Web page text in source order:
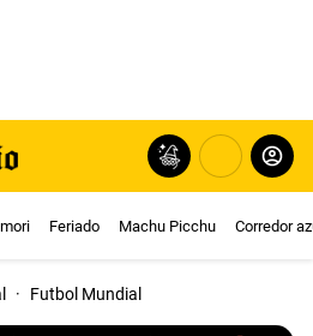
Feriado Machu Picchu Corredor
· Futbol Mundial